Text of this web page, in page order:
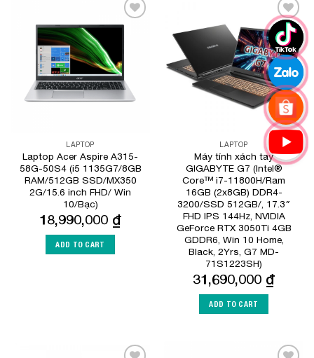
Add to
LAPTOP
Laptop Acer Aspire A315-
58G-50S4 (i5 1135G7/8GB
RAM/512GB SSD/MX350
2G/15.6 inch FHD/ Win
10/Bạc)
18,990,000 ₫
ADD TO CART
Add to
Wishlist
LAPTOP
Máy tính xách tay
GIGABYTE G7 (Intel®
Core™ i7-11800H/Ram
16GB (2x8GB) DDR4-
3200/SSD 512GB/, 17.3″
FHD IPS 144Hz, NVIDIA
GeForce RTX 3050Ti 4GB
GDDR6, Win 10 Home,
Black, 2Yrs, G7 MD-
71S1223SH)
31,690,000 ₫
ADD TO CART